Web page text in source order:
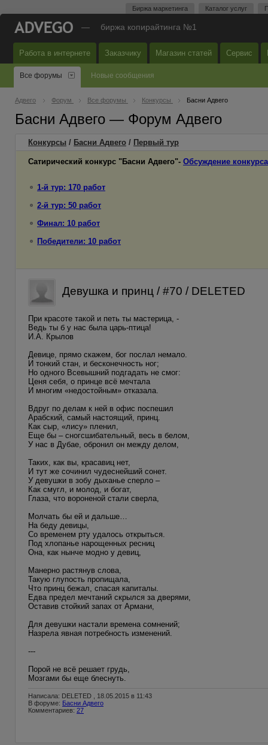
Биржа маркетинга Каталог услуг
— биржа копирайтинга №1
Работа в интернете Заказчику Магазин статей Сервис
Все форумы Новые сообщения
Адвего Форум Все форумы Конкурсы Басни Адвего
Басни Адвего — Форум Адвего
Конкурсы / Басни Адвего / Первый тур
Сатирический конкурс "Басни Адвего"- Обсуждение конкурса
1-й тур: 170 работ
2-й тур: 50 работ
Финал: 10 работ
Победители: 10 работ
Девушка и принц / #70 / DELETED
При красоте такой и петь ты мастерица, -
Ведь ты б у нас была царь-птица!
И.А. Крылов
Девице, прямо скажем, бог послал немало.
И тонкий стан, и бесконечность ног;
Но одного Всевышний подгадать не смог:
Ценя себя, о принце всё мечтала
И многим «недостойным» отказала.
Вдруг по делам к ней в офис поспешил
Арабский, самый настоящий, принц.
Как сыр, «лису» пленил,
Еще бы – сногсшибательный, весь в белом,
У нас в Дубае, обронил он между делом,
Таких, как вы, красавиц нет,
И тут же сочинил чудеснейший сонет.
У девушки в зобу дыханье сперло –
Как смугл, и молод, и богат,
Глаза, что вороненой стали сверла,
Молчать бы ей и дальше…
На беду девицы,
Со временем рту удалось открыться.
Под хлопанье нарощенных ресниц
Она, как нынче модно у девиц,
Манерно растянув слова,
Такую глупость пропищала,
Что принц бежал, спасая капиталы.
Едва предел мечтаний скрылся за дверями,
Оставив стойкий запах от Армани,
Для девушки настали времена сомнений;
Назрела явная потребность изменений.
---
Порой не всё решает грудь,
Мозгами бы еще блеснуть.
Написала: DELETED , 18.05.2015 в 11:43
В форуме: Басни Адвего
Комментариев: 27